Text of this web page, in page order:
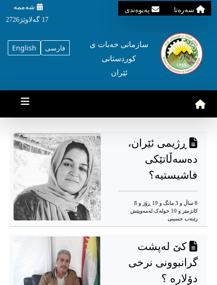
سه‌ره‌تا په‌یوه‌ندی
شه‌ممه‌
17 گه‌لاوێژ2726
English فارسی
سازمانی خه‌بات ی
کوردستانی
ئێران
ڕژیمی ئێران،
دەسەڵاتێکی
فاشیستیە؟
8 ساڵ و 3 مانگ و 19 ڕۆژ و 8
کاتژمێر و 10 خوله‌ک له‌مه‌وپێش‌
زێنەب حسینی
کێ لەپشت
گرانبوونی نرخی
دۆلارە ؟